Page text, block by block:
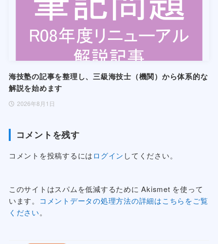
海技塾の記事を整理し、三級海技士（機関）から体系的な
解説を始めます
2026年8月1日
コメントを残す
コメントを投稿するにはログイン してください。
このサイトはスパムを低減するために Akismet を使って
います。 コメントデータの処理方法の詳細はこちらをご覧
ください。